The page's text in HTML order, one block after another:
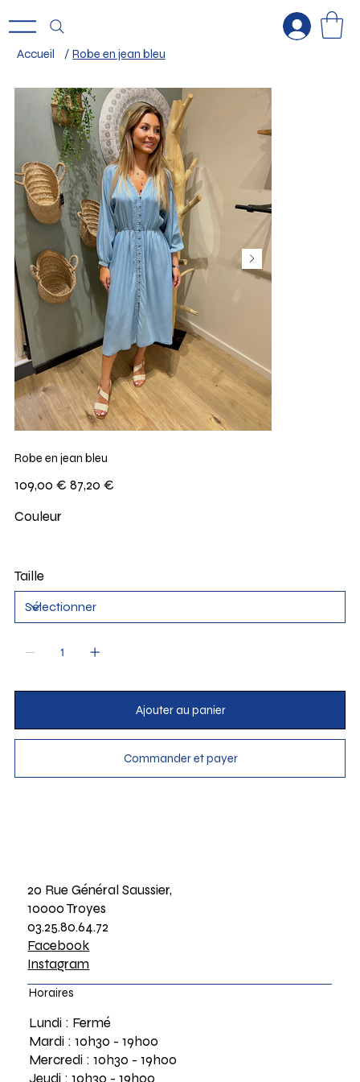
Accueil / Robe en jean bleu
Robe en jean bleu
d’origine
109,00 € Prix
promotionnel
87,20 €
Couleur
Taille
Ajouter au panier
Commander et payer
20 Rue Général Saussier,
10000 Troyes
03.25.80.64.72
Facebook
Instagram
Horaires
Lundi : Fermé
Mardi : 10h30 - 19h00
Mercredi : 10h30 - 19h00